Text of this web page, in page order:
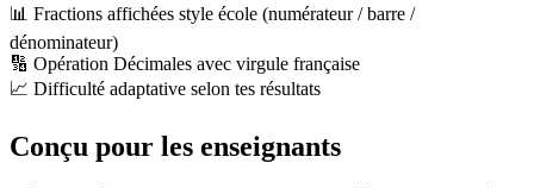
📊 Fractions affichées style école (numérateur / barre /
dénominateur)
🔢 Opération Décimales avec virgule française
📈 Difficulté adaptative selon tes résultats
Conçu pour les enseignants